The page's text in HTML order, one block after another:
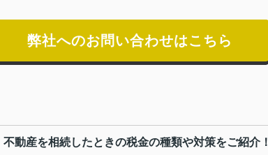
弊社へのお問い合わせはこちら
不動産を相続したときの税金の種類や対策をご紹介！